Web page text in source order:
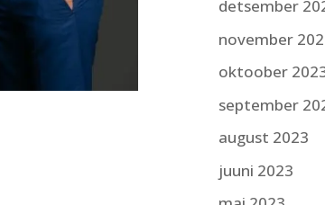
detsember
november
oktoober
september
august 2023
juuni 2023